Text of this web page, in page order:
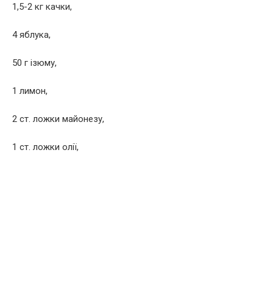
1,5-2 кг качки,
4 яблука,
50 г ізюму,
1 лимон,
2 ст. ложки майонезу,
1 ст. ложки олії,